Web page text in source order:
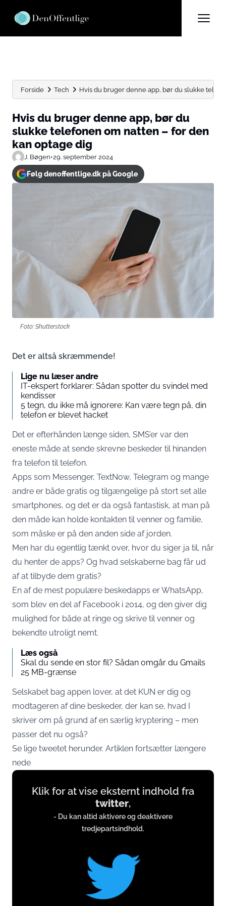
Forside Tech Hvis du bruger denne app, bør du slukke
Hvis du bruger denne app, bør du
slukke telefonen om natten – for den
kan optage dig
J. Bøgen•29. september 2024
Følg denoffentlige.dk på Google
Foto: Shutterstock
Det er altså skræmmende!
Lige nu læser andre
IT-ekspert forklarer: Sådan spotter du svindel med
kendisser
5 tegn, du ikke må ignorere: Kan være tegn på, din
telefon er blevet hacket
Det er efterhånden længe siden, SMS’er var den
eneste måde at sende skrevne beskeder til hinanden
fra telefon til telefon.
Apps som Messenger, TextNow, Telegram og mange
andre er både gratis og tilgængelige på stort set alle
smartphones, og det er da også fantastisk, at man på
den måde kan holde kontakten til venner og familie,
som måske er på den anden side af jorden.
Men har du egentlig tænkt over, hvor du siger ja til, når
du henter de apps? Og hvad selskaberne bag får ud
af at tilbyde dem gratis?
En af de mest populære beskedapps er WhatsApp,
som blev en del af Facebook i 2014, og den giver dig
mulighed for både at ringe og skrive til venner og
bekendte utroligt nemt.
Læs også
Skal du sende en stor fil? Sådan omgår du Gmails
25 MB-grænse
Selskabet bag appen lover, at det KUN er dig og
modtageren af dine beskeder, der kan se, hvad I
skriver om på grund af en særlig kryptering – men
passer det nu også?
Se lige tweetet herunder. Artiklen fortsætter længere
nede
Display
contentKlik for at vise eksternt indhold fra
twitter,
- Du kan altid aktivere og deaktivere
tredjepartsindhold.